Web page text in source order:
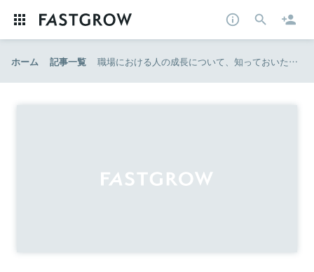
ホーム 記事一覧 職場における人の成長について、知っておいたほうが得する四つの原理。 | Books&Apps